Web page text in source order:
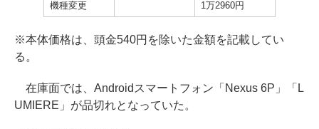
機種変更 1万2960円
※本体価格は、頭金540円を除いた金額を記載してい
る。
在庫面では、Androidスマートフォン「Nexus 6P」「L
UMIERE」が品切れとなっていた。